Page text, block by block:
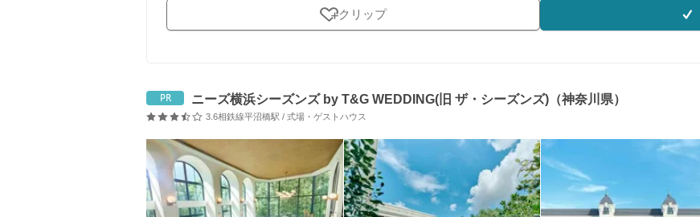
クリップ
PR ニーズ横浜シーズンズ by T&G WEDDING(旧 ザ・シーズンズ)（神奈川県）
口コミ評価
3.6相鉄線平沼橋駅 / 式場・ゲストハウス